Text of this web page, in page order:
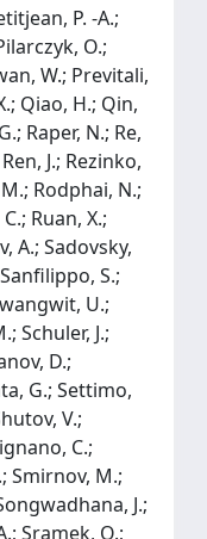
P. -A.;
O.;
W.; Previtali,
Qiao, H.; Qin,
Raper, N.; Re,
J.; Rezinko,
Rodphai, N.;
Ruan, X.;
A.; Sadovsky,
S.;
U.;
Schuler, J.;
D.;
G.; Settimo,
V.;
C.;
Smirnov, M.;
J.;
Sramek, O.;